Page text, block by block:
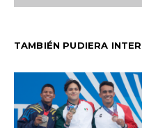
TAMBIÉN PUDIERA